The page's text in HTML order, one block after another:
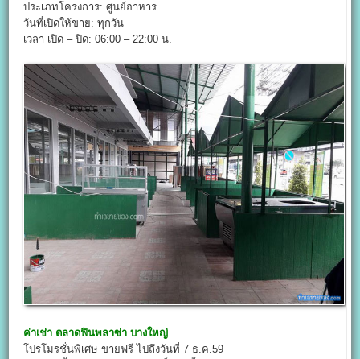
ประเภทโครงการ: ศูนย์อาหาร
วันที่เปิดให้ขาย: ทุกวัน
เวลา เปิด – ปิด: 06:00 – 22:00 น.
ค่าเช่า ตลาดฟินพลาซ่า บางใหญ่
โปรโมรชั่นพิเศษ ขายฟรี ไปถึงวันที่ 7 ธ.ค.59